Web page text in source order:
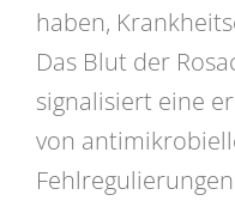
haben,
Das Blut der
signalisiert eine
von